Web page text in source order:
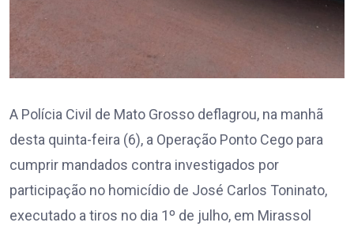
A Polícia Civil de Mato Grosso deflagrou, na manhã
desta quinta-feira (6), a Operação Ponto Cego para
cumprir mandados contra investigados por
participação no homicídio de José Carlos Toninato,
executado a tiros no dia 1º de julho, em Mirassol